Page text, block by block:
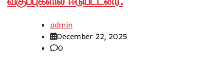
admin
December 22, 2025
0